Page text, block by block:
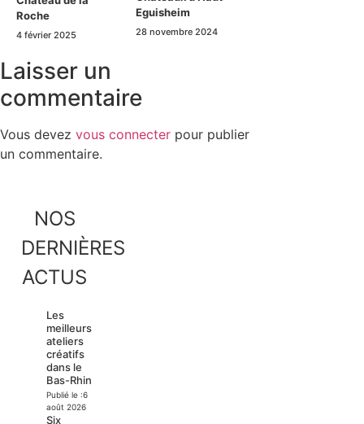
Roche
4 février 2025
Eguisheim
28 novembre 2024
Laisser un
commentaire
Vous devez vous connecter pour publier
un commentaire.
NOS
DERNIÈRES
ACTUS
Les
meilleurs
ateliers
créatifs
dans le
Bas-Rhin
Publié le :6
août 2026
Six